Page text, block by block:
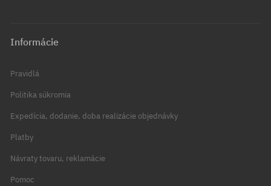
Informácie
Pravidlá
Politika súkromia
Expedícia, dodanie, doba realizácie objednávky
Platby
Návraty tovaru, reklamácie
Pomoc